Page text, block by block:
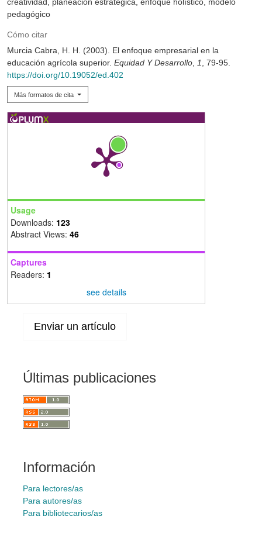
creatividad
planeación estratégica enfoque holístico modelo
pedagógico
Cómo citar
Murcia Cabra, H. H. (2003). El enfoque empresarial en la
educación agrícola superior. Equidad Y Desarrollo, 1, 79-95.
https://doi.org/10.19052/ed.402
Más formatos de cita
Usage
Downloads: 123
Abstract Views: 46
Captures
Readers: 1
see details
Enviar un artículo
Últimas publicaciones
Información
Para lectores/as
Para autores/as
Para bibliotecarios/as